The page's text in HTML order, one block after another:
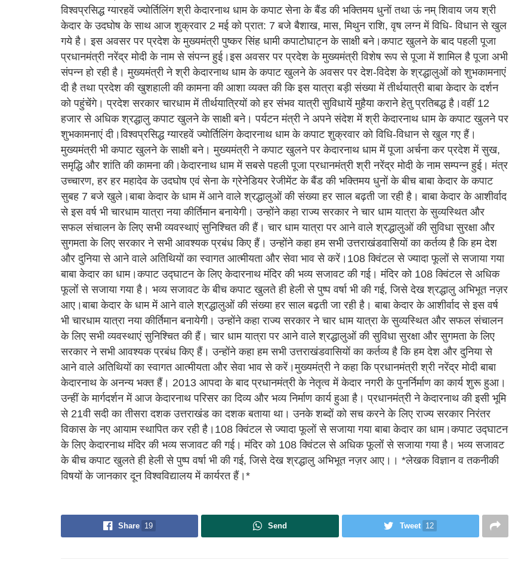
विश्वप्रसिद्ध ग्यारहवें ज्योर्तिलिंग श्री केदारनाथ धाम के कपाट सेना के बैंड की भक्तिमय धुनों तथा ऊं नम् शिवाय जय श्री
केदार के उदघोष के साथ आज शुक्रवार 2 मई को प्रात: 7 बजे बैशाख, मास, मिथुन राशि, वृष लग्न में विधि- विधान से खुल
गये है। इस अवसर पर प्रदेश के मुख्यमंत्री पुष्कर सिंह धामी कपाटोघाट्न के साक्षी बने।कपाट खुलने के बाद पहली पूजा
प्रधानमंत्री नरेंद्र मोदी के नाम से संपन्न हुई।इस अवसर पर प्रदेश के मुख्यमंत्री विशेष रूप से पूजा में शामिल है पूजा अभी
संपन्न हो रही है। मुख्यमंत्री ने श्री केदारनाथ धाम के कपाट खुलने के अवसर पर देश-विदेश के श्रद्धालुओं को शुभकामनाएं
दी है तथा प्रदेश की खुशहाली की कामना की आशा व्यक्त की कि इस यात्रा बड़ी संख्या में तीर्थयात्री बाबा केदार के दर्शन
को पहुंचेंगे। प्रदेश सरकार चारधाम में तीर्थयात्रियों को हर संभव यात्री सुविधायें मुहैया कराने हेतु प्रतिबद्ध है।वहीं 12
हजार से अधिक श्रद्धालु कपाट खुलने के साक्षी बने। पर्यटन मंत्री ने अपने संदेश में श्री केदारनाथ धाम के कपाट खुलने पर
शुभकामनाएं दी।विश्वप्रसिद्ध ग्यारहवें ज्योर्तिलिंग केदारनाथ धाम के कपाट शुक्रवार को विधि-विधान से खुल गए हैं।
मुख्यमंत्री भी कपाट खुलने के साक्षी बने। मुख्यमंत्री ने कपाट खुलने पर केदारनाथ धाम में पूजा अर्चना कर प्रदेश में सुख,
समृद्धि और शांति की कामना की।केदारनाथ धाम में सबसे पहली पूजा प्रधानमंत्री श्री नरेंद्र मोदी के नाम सम्पन्न हुई। मंत्र
उच्चारण, हर हर महादेव के उदघोष एवं सेना के ग्रेनेडियर रेजीमेंट के बैंड की भक्तिमय धुनों के बीच बाबा केदार के कपाट
सुबह 7 बजे खुले।बाबा केदार के धाम में आने वाले श्रद्धालुओं की संख्या हर साल बढ़ती जा रही है। बाबा केदार के आशीर्वाद
से इस वर्ष भी चारधाम यात्रा नया कीर्तिमान बनायेगी। उन्होंने कहा राज्य सरकार ने चार धाम यात्रा के सुव्यस्थित और
सफल संचालन के लिए सभी व्यवस्थाएं सुनिश्चित की हैं। चार धाम यात्रा पर आने वाले श्रद्धालुओं की सुविधा सुरक्षा और
सुगमता के लिए सरकार ने सभी आवश्यक प्रबंध किए हैं। उन्होंने कहा हम सभी उत्तराखंडवासियों का कर्तव्य है कि हम देश
और दुनिया से आने वाले अतिथियों का स्वागत आत्मीयता और सेवा भाव से करें।108 क्विंटल से ज्यादा फूलों से सजाया गया
बाबा केदार का धाम।कपाट उद्घाटन के लिए केदारनाथ मंदिर की भव्य सजावट की गई। मंदिर को 108 क्विंटल से अधिक
फूलोंं से सजाया गया है। भव्य सजावट के बीच कपाट खुलते ही हेली से पुष्प वर्षा भी की गई, जिसे देख श्रद्धालु अभिभूत नज़र
आए।बाबा केदार के धाम में आने वाले श्रद्धालुओं की संख्या हर साल बढ़ती जा रही है। बाबा केदार के आशीर्वाद से इस वर्ष
भी चारधाम यात्रा नया कीर्तिमान बनायेगी। उन्होंने कहा राज्य सरकार ने चार धाम यात्रा के सुव्यस्थित और सफल संचालन
के लिए सभी व्यवस्थाएं सुनिश्चित की हैं। चार धाम यात्रा पर आने वाले श्रद्धालुओं की सुविधा सुरक्षा और सुगमता के लिए
सरकार ने सभी आवश्यक प्रबंध किए हैं। उन्होंने कहा हम सभी उत्तराखंडवासियों का कर्तव्य है कि हम देश और दुनिया से
आने वाले अतिथियों का स्वागत आत्मीयता और सेवा भाव से करें।मुख्यमंत्री ने कहा कि प्रधानमंत्री श्री नरेंद्र मोदी बाबा
केदारनाथ के अनन्य भक्त हैं। 2013 आपदा के बाद प्रधानमंत्री के नेतृत्व में केदार नगरी के पुनर्निर्माण का कार्य शुरू हुआ।
उन्हीं के मार्गदर्शन में आज केदारनाथ परिसर का दिव्य और भव्य निर्माण कार्य हुआ है। प्रधानमंत्री ने केदारनाथ की इसी भूमि
से 21वी सदी का तीसरा दशक उत्तराखंड का दशक बताया था। उनके शब्दों को सच करने के लिए राज्य सरकार निरंतर
विकास के नए आयाम स्थापित कर रही है।108 क्विंटल से ज्यादा फूलों से सजाया गया बाबा केदार का धाम।कपाट उद्घाटन
के लिए केदारनाथ मंदिर की भव्य सजावट की गई। मंदिर को 108 क्विंटल से अधिक फूलोंं से सजाया गया है। भव्य सजावट
के बीच कपाट खुलते ही हेली से पुष्प वर्षा भी की गई, जिसे देख श्रद्धालु अभिभूत नज़र आए।। *लेखक विज्ञान व तकनीकी
विषयों के जानकार दून विश्वविद्यालय में कार्यरत हैं।*
Share 19 Send Tweet 12